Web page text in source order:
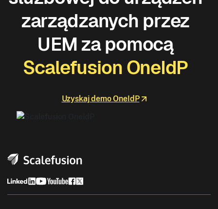
zarządzanych przez
UEM za pomocą
Scalefusion OneIdP
Uzyskaj demo OneIdP